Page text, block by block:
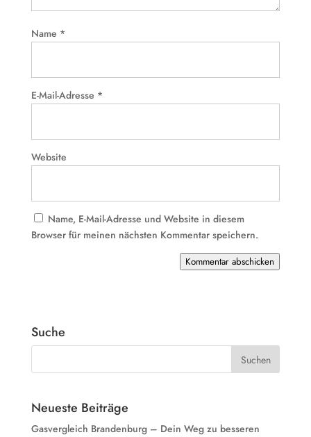
Name *
E-Mail-Adresse *
Website
Name, E-Mail-Adresse und Website in diesem
Browser für meinen nächsten Kommentar speichern.
Kommentar abschicken
Suche
Neueste Beiträge
Gasvergleich Brandenburg – Dein Weg zu besseren